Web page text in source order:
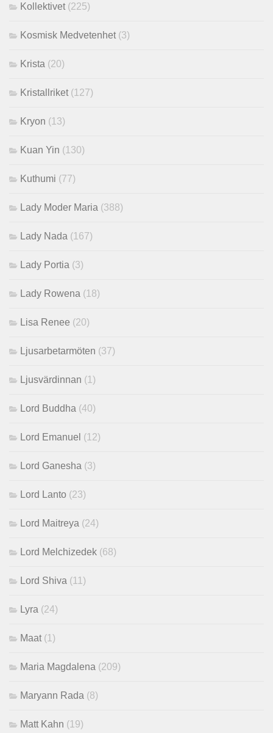
Kollektivet (225)
Kosmisk Medvetenhet (3)
Krista (20)
Kristallriket (127)
Kryon (13)
Kuan Yin (130)
Kuthumi (77)
Lady Moder Maria (388)
Lady Nada (167)
Lady Portia (3)
Lady Rowena (18)
Lisa Renee (20)
Ljusarbetarmöten (37)
Ljusvärdinnan (1)
Lord Buddha (40)
Lord Emanuel (12)
Lord Ganesha (3)
Lord Lanto (23)
Lord Maitreya (24)
Lord Melchizedek (68)
Lord Shiva (11)
Lyra (24)
Maat (1)
Maria Magdalena (209)
Maryann Rada (8)
Matt Kahn (19)